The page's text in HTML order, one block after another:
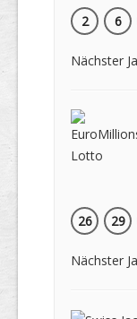
2
6
Nächster
26
29
Nächster